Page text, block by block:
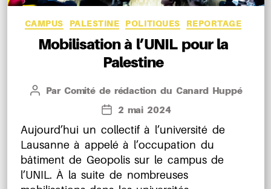
Catégories
CAMPUS PALESTINE POLITIQUES REPORTAGE
Mobilisation à l’UNIL pour la
Palestine
Auteur
Par Comité de rédaction du Canard Huppé
Date
l’article
2 mai 2024
Aujourd’hui un collectif à l’université de
Lausanne à appelé à l’occupation du
bâtiment de Geopolis sur le campus de
l’UNIL. À la suite de nombreuses